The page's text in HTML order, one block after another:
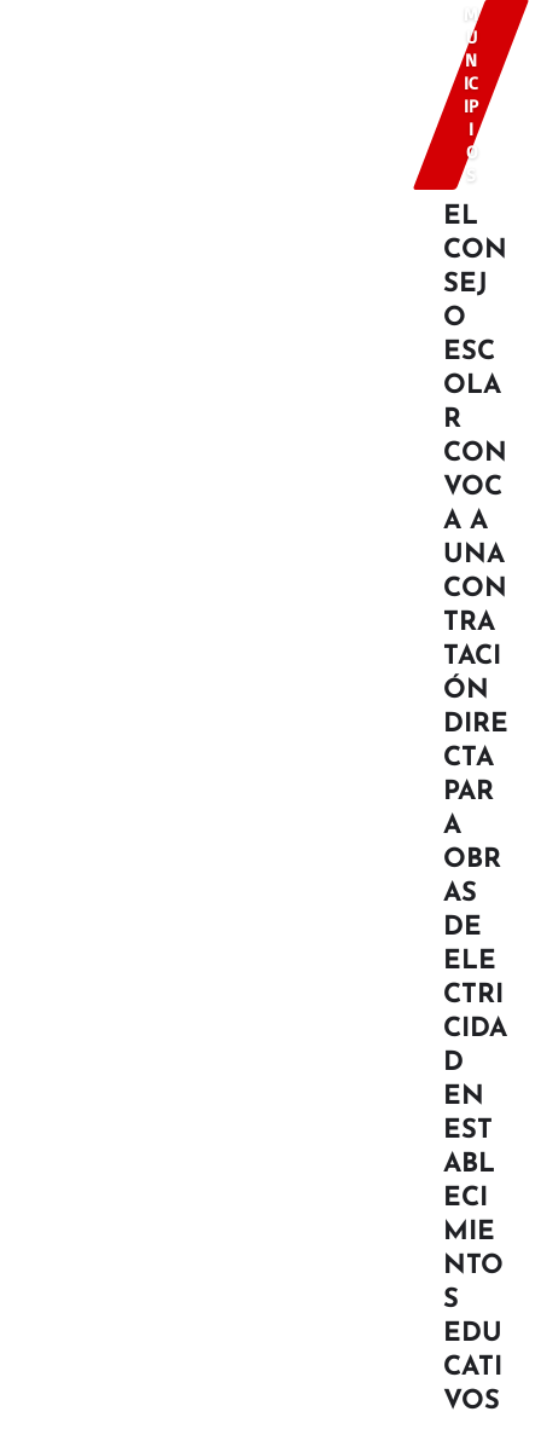
M
U
N
IC
IP
I
O
S
EL
CON
SEJ
O
ESC
OLA
R
CON
VOC
A A
UNA
CON
TRA
TACI
ÓN
DIRE
CTA
PAR
A
OBR
AS
DE
ELE
CTRI
CIDA
D
EN
EST
ABL
ECI
MIE
NTO
S
EDU
CATI
VOS